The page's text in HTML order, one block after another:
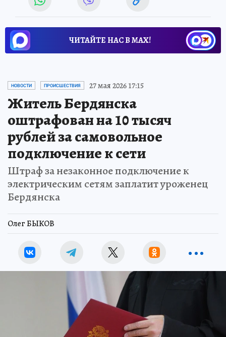
ЧИТАЙТЕ НАС В МАХ!
НОВОСТИ ПРОИСШЕСТВИЯ 27 мая 2026 17:15
Житель Бердянска
оштрафован на 10 тысяч
рублей за самовольное
подключение к сети
Штраф за незаконное подключение к
электрическим сетям заплатит уроженец
Бердянска
Олег БЫКОВ